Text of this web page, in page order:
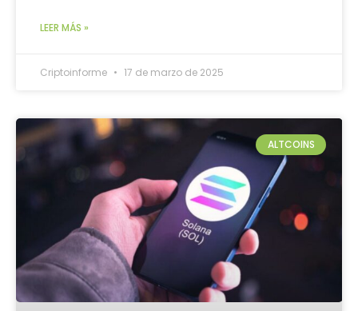
LEER MÁS »
Criptoinforme 17 de marzo de 2025
ALTCOINS